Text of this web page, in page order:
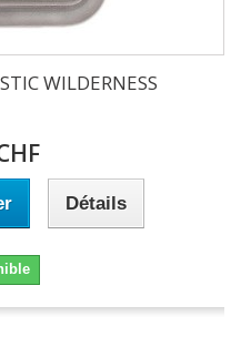
WILDERNESS
Détails